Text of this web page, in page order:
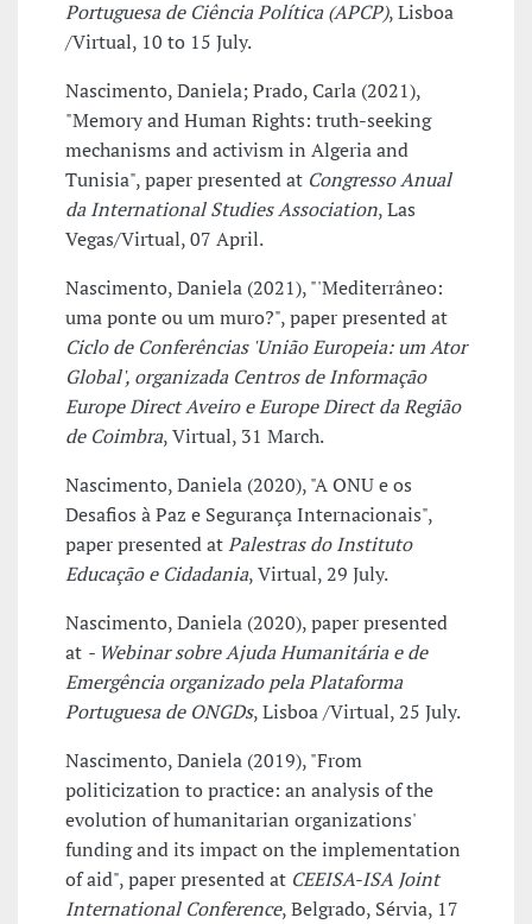
Portuguesa de Ciência Política (APCP), Lisboa
/Virtual, 10 to 15 July.
Nascimento, Daniela; Prado, Carla (2021),
"Memory and Human Rights: truth-seeking
mechanisms and activism in Algeria and
Tunisia", paper presented at Congresso Anual
da International Studies Association, Las
Vegas/Virtual, 07 April.
Nascimento, Daniela (2021), "'Mediterrâneo:
uma ponte ou um muro?", paper presented at
Ciclo de Conferências 'União Europeia: um Ator
Global', organizada Centros de Informação
Europe Direct Aveiro e Europe Direct da Região
de Coimbra, Virtual, 31 March.
Nascimento, Daniela (2020), "A ONU e os
Desafios à Paz e Segurança Internacionais",
paper presented atPalestras do Instituto
Educação e Cidadania, Virtual, 29 July.
Nascimento, Daniela (2020), paper presented
at - Webinar sobre Ajuda Humanitária e de
Emergência organizado pela Plataforma
Portuguesa de ONGDs, Lisboa /Virtual, 25 July.
Nascimento, Daniela (2019), "From
politicization to practice: an analysis of the
evolution of humanitarian organizations'
funding and its impact on the implementation
of aid", paper presented at CEEISA-ISA Joint
International Conference, Belgrado, Sérvia, 17